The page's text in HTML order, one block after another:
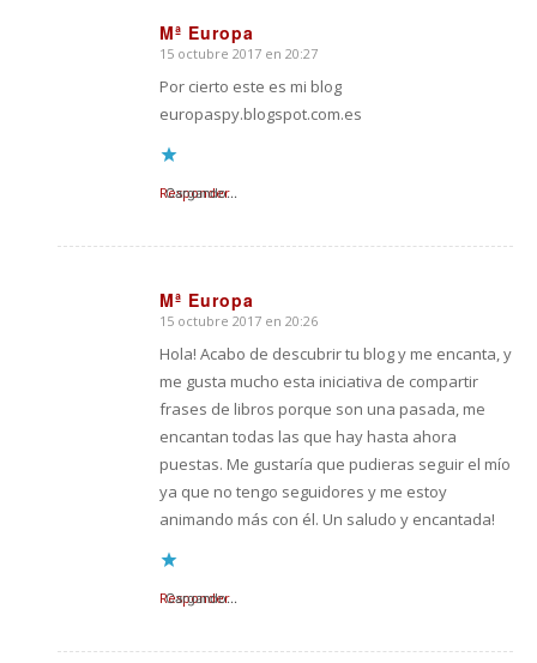
Mª Europa
Dice:
15 octubre 2017 en 20:27
Por cierto este es mi blog
europaspy.blogspot.com.es
Cargando...
Responder
Mª Europa
Dice:
15 octubre 2017 en 20:26
Hola! Acabo de descubrir tu blog y me encanta, y
me gusta mucho esta iniciativa de compartir
frases de libros porque son una pasada, me
encantan todas las que hay hasta ahora
puestas. Me gustaría que pudieras seguir el mío
ya que no tengo seguidores y me estoy
animando más con él. Un saludo y encantada!
Cargando...
Responder